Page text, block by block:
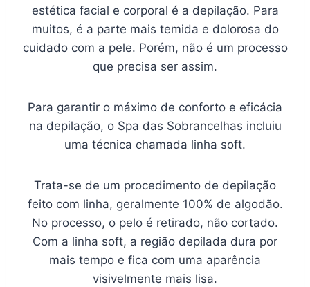
estética facial e corporal é a depilação. Para
muitos, é a parte mais temida e dolorosa do
cuidado com a pele. Porém, não é um processo
que precisa ser assim.
Para garantir o máximo de conforto e eficácia
na depilação, o Spa das Sobrancelhas incluiu
uma técnica chamada linha soft.
Trata-se de um procedimento de depilação
feito com linha, geralmente 100% de algodão.
No processo, o pelo é retirado, não cortado.
Com a linha soft, a região depilada dura por
mais tempo e fica com uma aparência
visivelmente mais lisa.